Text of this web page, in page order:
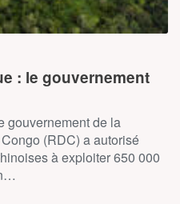
: le gouvernement
gouvernement de la
(RDC) a autorisé
à exploiter 650 000